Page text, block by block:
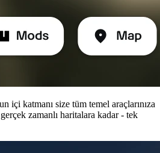
içi katmanı size tüm temel araçlarınıza
zamanlı haritalara kadar - tek